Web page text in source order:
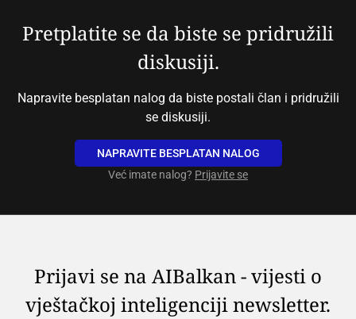
Pretplatite se da biste se pridružili
diskusiji.
Napravite besplatan nalog da biste postali član i pridružili
se diskusiji.
NAPRAVITE BESPLATAN NALOG
Već imate nalog? Prijavite se
Prijavi se na AIBalkan - vijesti o
vještačkoj inteligenciji newsletter.